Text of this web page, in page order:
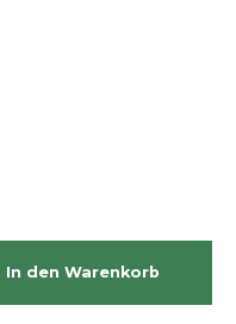
In den Warenkorb